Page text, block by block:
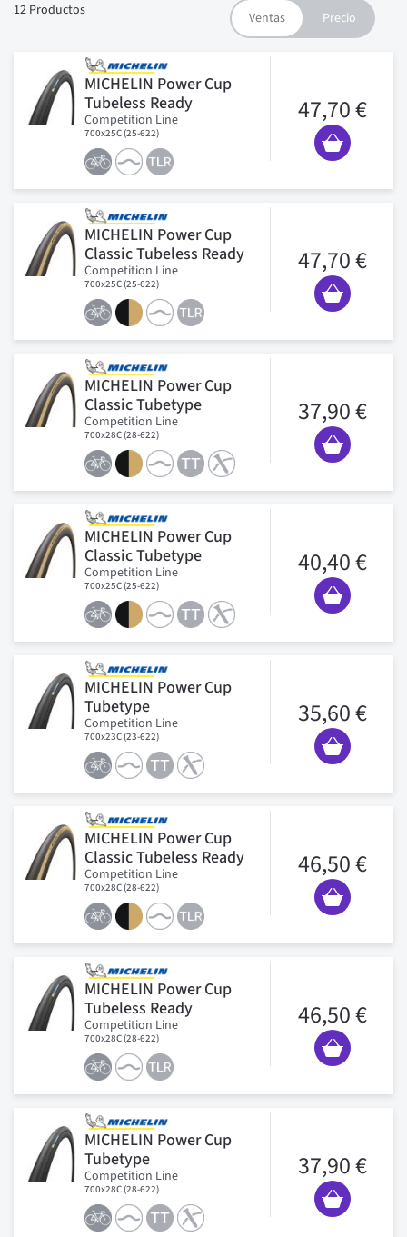
12 Productos
MICHELIN Power Cup
Tubeless Ready
Competition Line
700x25C (25-622)
47,70 €
MICHELIN Power Cup
Classic Tubeless Ready
Competition Line
700x25C (25-622)
47,70 €
MICHELIN Power Cup
Classic Tubetype
Competition Line
700x28C (28-622)
37,90 €
MICHELIN Power Cup
Classic Tubetype
Competition Line
700x25C (25-622)
40,40 €
MICHELIN Power Cup
Tubetype
Competition Line
700x23C (23-622)
35,60 €
MICHELIN Power Cup
Classic Tubeless Ready
Competition Line
700x28C (28-622)
46,50 €
MICHELIN Power Cup
Tubeless Ready
Competition Line
700x28C (28-622)
46,50 €
MICHELIN Power Cup
Tubetype
Competition Line
700x28C (28-622)
37,90 €